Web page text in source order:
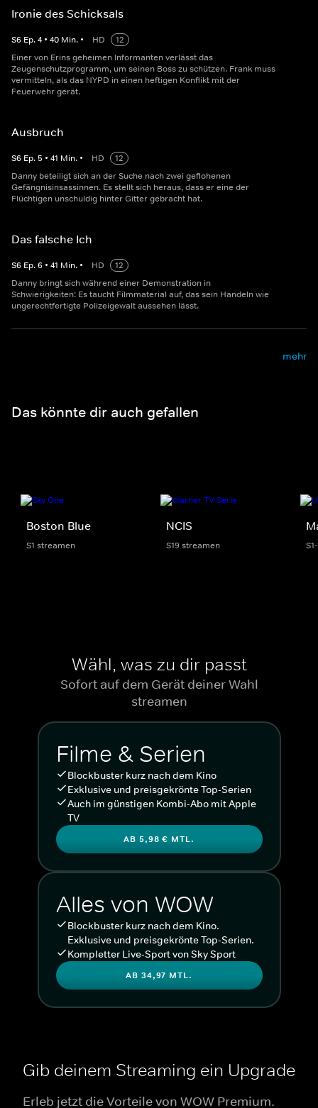
Ironie des Schicksals
S6 Ep.4 • 40 Min. • HD
12
Einer von Erins geheimen Informanten verlässt das
Zeugenschutzprogramm, um seinen Boss zu schützen. Frank muss
vermitteln, als das NYPD in einen heftigen Konflikt mit der
Feuerwehr gerät.
Ausbruch
S6 Ep.5 • 41 Min. • HD
12
Danny beteiligt sich an der Suche nach zwei geflohenen
Gefängnisinsassinnen. Es stellt sich heraus, dass er eine der
Flüchtigen unschuldig hinter Gitter gebracht hat.
Das falsche Ich
S6 Ep.6 • 41 Min. • HD
12
Danny bringt sich während einer Demonstration in
Schwierigkeiten: Es taucht Filmmaterial auf, das sein Handeln wie
ungerechtfertigte Polizeigewalt aussehen lässt.
mehr
Das könnte dir auch gefallen
Boston Blue
S1 streamen
NCIS
S19 streamen
Wähl, was zu dir passt
Sofort auf dem Gerät deiner Wahl
streamen
Filme & Serien
Blockbuster kurz nach dem Kino
Exklusive und preisgekrönte Top-Serien
Auch im günstigen Kombi-Abo mit Apple
TV
AB 5,98 € MTL.
Alles von WOW
Blockbuster kurz nach dem Kino.
Exklusive und preisgekrönte Top-Serien.
Kompletter Live-Sport von Sky Sport
AB 34,97 MTL.
Gib deinem Streaming ein Upgrade
Erleb jetzt die Vorteile von WOW Premium.